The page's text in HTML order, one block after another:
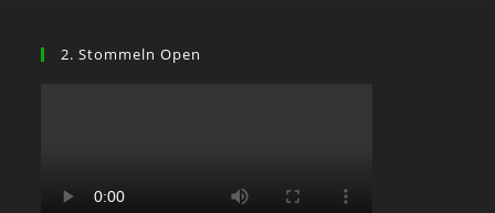
2. Stommeln Open